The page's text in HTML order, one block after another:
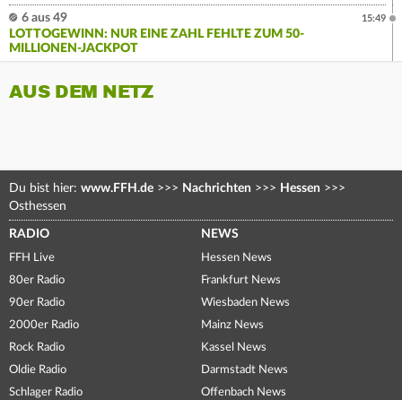
6 aus 49
LOTTOGEWINN: NUR EINE ZAHL FEHLTE ZUM 50-
MILLIONEN-JACKPOT
15:49
AUS DEM NETZ
Du bist hier: www.FFH.de >>> Nachrichten >>> Hessen >>>
Osthessen
RADIO
FFH Live
80er Radio
90er Radio
2000er Radio
Rock Radio
Oldie Radio
Schlager Radio
NEWS
Hessen News
Frankfurt News
Wiesbaden News
Mainz News
Kassel News
Darmstadt News
Offenbach News